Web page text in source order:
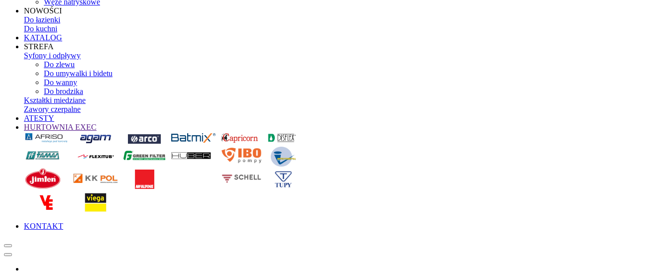
Węże natryskowe
NOWOŚCI
Do łazienki
Do kuchni
KATALOG
STREFA
Syfony i odpływy
Do zlewu
Do umywalki i bidetu
Do wanny
Do brodzika
Kształtki miedziane
Zawory czerpalne
ATESTY
HURTOWNIA EXEC
KONTAKT